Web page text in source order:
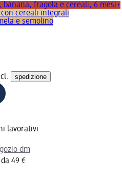
banana, fragola e cereali, 6 mesi+
cereali integrali
e semolino
spedizione
lavorativi
dm
49 €